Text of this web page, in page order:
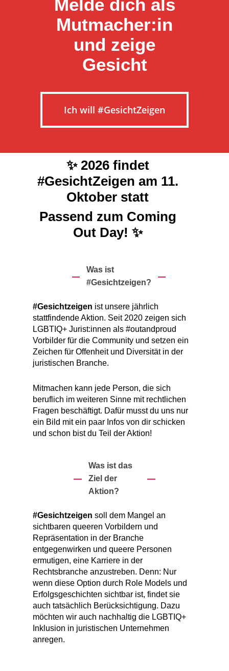
Melde dich als
Mutmacher:in
und zeige
Gesicht
Ich will #GesichtZeigen
✨ 2026 findet
#GesichtZeigen am 11.
Oktober statt
Passend zum Coming
Out Day! ✨
Was ist
#Gesichtzeigen?
#Gesichtzeigen ist unsere jährlich
stattfindende Aktion. Seit 2020 zeigen sich
LGBTIQ+ Jurist:innen als #outandproud
Vorbilder für die Community und setzen ein
Zeichen für Offenheit und Diversität in der
juristischen Branche.
Mitmachen kann jede Person, die sich
beruflich im weiteren Sinne mit rechtlichen
Fragen beschäftigt. Dafür musst du uns nur
ein Bild mit ein paar Infos von dir schicken
und schon bist du Teil der Aktion!
Was ist das
Ziel der
Aktion?
#Gesichtzeigen soll dem Mangel an
sichtbaren queeren Vorbildern und
Repräsentation in der Branche
entgegenwirken und queere Personen
ermutigen, eine Karriere in der
Rechtsbranche anzustreben. Denn: Nur
wenn diese Option durch Role Models und
Erfolgsgeschichten sichtbar ist, findet sie
auch tatsächlich Berücksichtigung. Dazu
möchten wir auch nachhaltig die LGBTIQ+
Inklusion in juristischen Unternehmen
anregen.